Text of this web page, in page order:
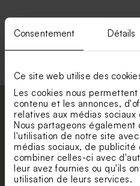
Consentement Détails
Ce site web utilise des
Les cookies nous
contenu et les annonces,
relatives aux médias
Nous partageons également
l'utilisation de notre site
médias sociaux, de
combiner celles-ci avec
leur avez fournies ou qu'ils
utilisation de leurs services.
Voir toute la
Abonnez-vous à la
informé. Petite
de réduction.
Prénom